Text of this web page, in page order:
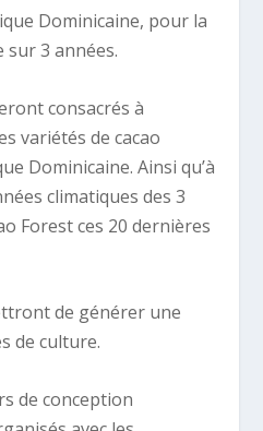
Dominicaine, pour la
sur 3 années.
consacrés à
variétés de cacao
Dominicaine. Ainsi qu’à
climatiques des 3
Forest ces 20 dernières
de générer une
de culture.
de conception